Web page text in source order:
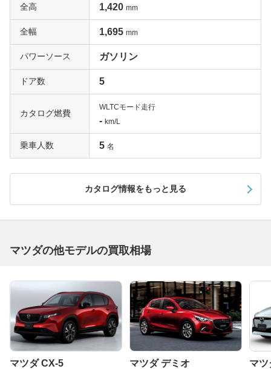
全高 1,420 mm
全幅 1,695 mm
パワーソース ガソリン
ドア数 5
カタログ燃費
WLTCモード走行
- km/L
乗車人数 5 名
カタログ情報をもっと見る
マツダの他モデルの買取相場
マツダ CX-5 マツダ デミオ マ